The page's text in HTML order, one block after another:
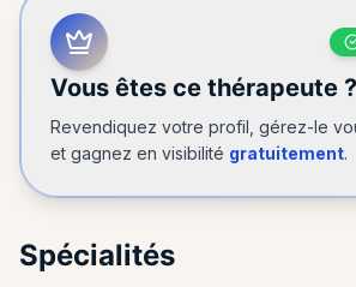
Vous êtes ce thérapeute ?
Revendiquez votre profil, gérez-le
et gagnez en visibilité gratuitement.
Spécialités